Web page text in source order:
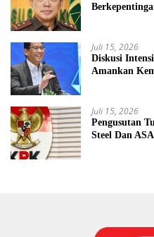
Juli 15, 2026
Diskusi
Amankan
Juli 15, 2026
Pengusutan
Steel Dan